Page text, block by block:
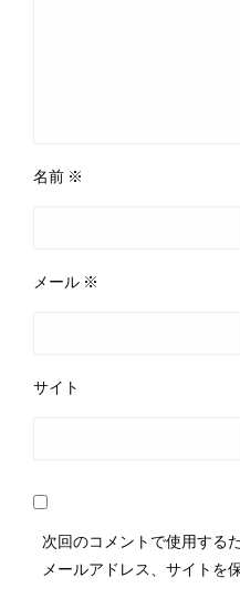
名前 ※
メール ※
サイト
次回のコメントで使用する
メールアドレス、サイトを